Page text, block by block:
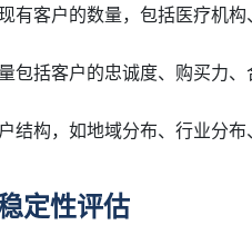
有客户的数量，包括医疗机
包括客户的忠诚度、购买力
结构，如地域分布、行业分
定性评估